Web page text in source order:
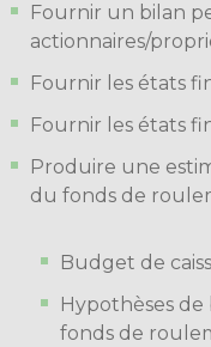
Fournir un bilan
actionnaires/
Fournir les états
Fournir les états
Produire une
du fonds de
Budget de
Hypothèses
fonds de